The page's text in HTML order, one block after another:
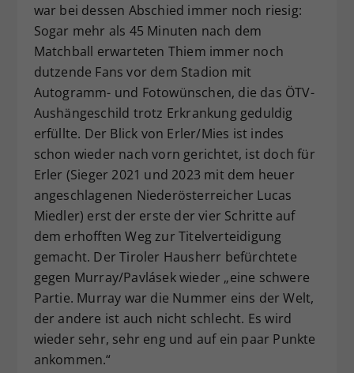
war bei dessen Abschied immer noch riesig:
Sogar mehr als 45 Minuten nach dem
Matchball erwarteten Thiem immer noch
dutzende Fans vor dem Stadion mit
Autogramm- und Fotowünschen, die das ÖTV-
Aushängeschild trotz Erkrankung geduldig
erfüllte. Der Blick von Erler/Mies ist indes
schon wieder nach vorn gerichtet, ist doch für
Erler (Sieger 2021 und 2023 mit dem heuer
angeschlagenen Niederösterreicher Lucas
Miedler) erst der erste der vier Schritte auf
dem erhofften Weg zur Titelverteidigung
gemacht. Der Tiroler Hausherr befürchtete
gegen Murray/Pavlásek wieder „eine schwere
Partie. Murray war die Nummer eins der Welt,
der andere ist auch nicht schlecht. Es wird
wieder sehr, sehr eng und auf ein paar Punkte
ankommen.“